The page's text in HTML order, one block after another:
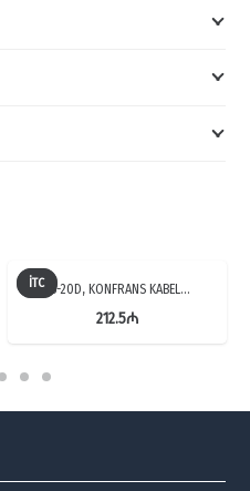
İTCTS-20D, KONFRANS KABEL…
212.5₼